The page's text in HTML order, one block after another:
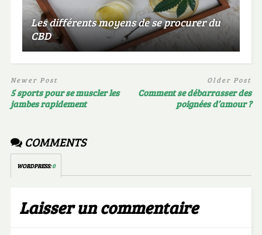
Les différents moyens de se procurer du
CBD
Newer Post
5 sports pour se muscler les
jambes rapidement
Older Post
Comment se débarrasser des
poignées d’amour ?
COMMENTS
WORDPRESS:0
Laisser un commentaire